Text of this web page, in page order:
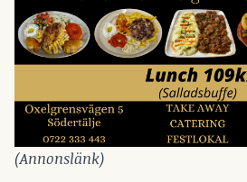
(Annonslänk)